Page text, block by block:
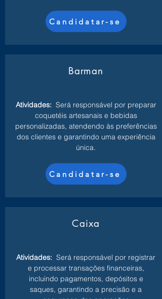
Candidatar-se
Barman
Atividades: Será responsável por preparar
coquetéis artesanais e bebidas
personalizadas, atendendo às preferências
dos clientes e garantindo uma experiência
única.
Candidatar-se
Caixa
Atividades: Será responsável por registrar
e processar transações financeiras,
incluindo pagamentos, depósitos e
saques, garantindo a precisão e a